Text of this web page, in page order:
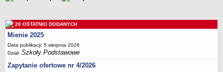
Deklaracja dostępności
Zespół Poradni
BIURO FINANSÓW OŚWIATY
Dane podstawowe
20 OSTATNIO DODANYCH
Mienie 2025
Data publikacji: 5 sierpnia 2026
Dział:Szkoły Podstawowe
Zapytanie ofertowe nr 4/2026